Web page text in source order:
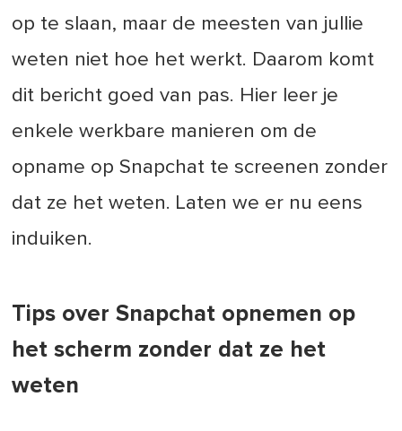
op te slaan, maar de meesten van jullie
weten niet hoe het werkt. Daarom komt
dit bericht goed van pas. Hier leer je
enkele werkbare manieren om de
opname op Snapchat te screenen zonder
dat ze het weten. Laten we er nu eens
induiken.
Tips over Snapchat opnemen op
het scherm zonder dat ze het
weten